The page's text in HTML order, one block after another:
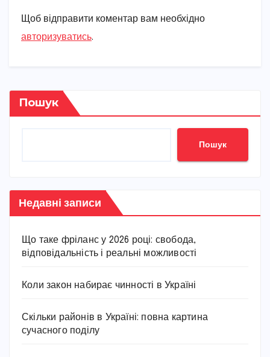
Щоб відправити коментар вам необхідно
авторизуватись.
Пошук
Пошук
Недавні записи
Що таке фріланс у 2026 році: свобода,
відповідальність і реальні можливості
Коли закон набирає чинності в Україні
Скільки районів в Україні: повна картина
сучасного поділу